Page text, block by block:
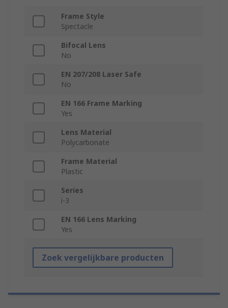
Frame Style
Spectacle
Bifocal Lens
No
EN 207/208 Laser Safe
No
EN 166 Frame Marking
Yes
Lens Material
Polycarbonate
Frame Material
Plastic
Series
i-3
EN 166 Lens Marking
Yes
Zoek vergelijkbare producten